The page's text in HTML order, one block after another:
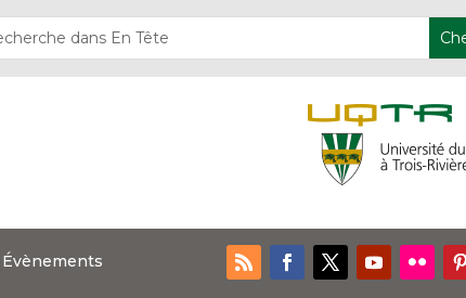
Évènements